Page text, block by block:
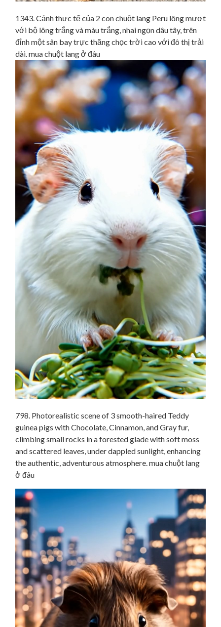
1343. Cảnh thực tế của 2 con chuột lang Peru lông mượt
với bộ lông trắng và màu trắng, nhai ngọn dâu tây, trên
đỉnh một sân bay trực thăng chọc trời cao với đô thị trải
dài. mua chuột lang ở đâu
798. Photorealistic scene of 3 smooth-haired Teddy
guinea pigs with Chocolate, Cinnamon, and Gray fur,
climbing small rocks in a forested glade with soft moss
and scattered leaves, under dappled sunlight, enhancing
the authentic, adventurous atmosphere. mua chuột lang
ở đâu